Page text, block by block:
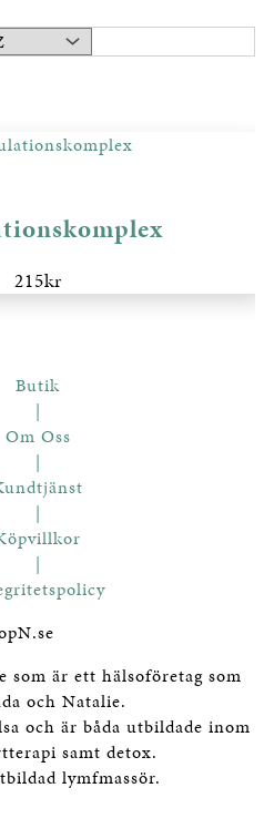
215kr
Butik
|
Om Oss
|
|
|
som är ett hälsoföretag som
och Natalie.
och är båda utbildade inom
samt detox.
lymfmassör.